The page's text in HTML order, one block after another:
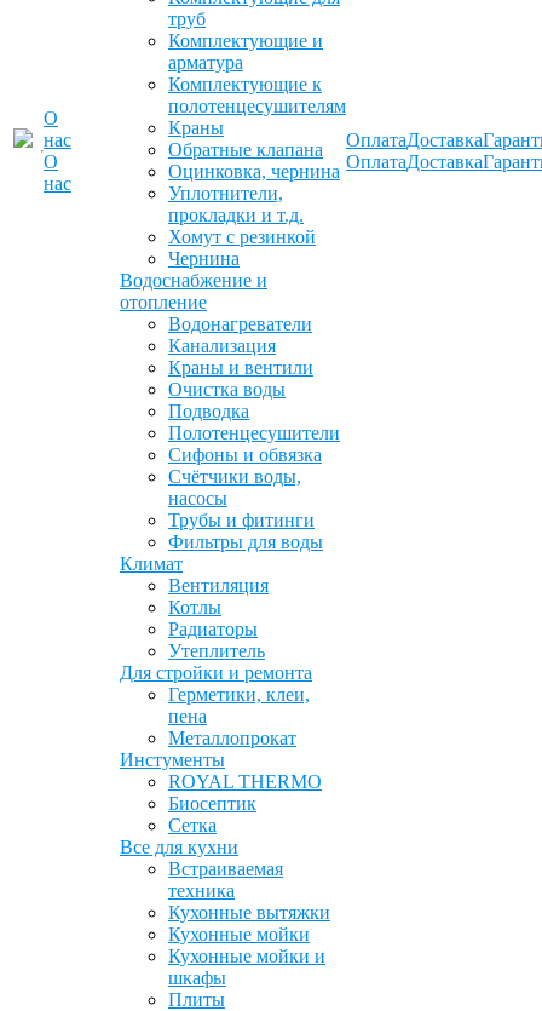
О
нас
О
нас
труб
Комплектующие и
арматура
Комплектующие к
полотенцесушителям
Краны
Обратные клапана
Оцинковка, чернина
Уплотнители,
прокладки и т.д.
Хомут с резинкой
Чернина
Водоснабжение и
отопление
Водонагреватели
Канализация
Краны и вентили
Очистка воды
Подводка
Полотенцесушители
Сифоны и обвязка
Счётчики воды,
насосы
Трубы и фитинги
Фильтры для воды
Климат
Вентиляция
Котлы
Радиаторы
Утеплитель
Для стройки и ремонта
Герметики, клеи,
пена
Металлопрокат
Инстументы
ROYAL THERMO
Биосептик
Сетка
Все для кухни
Встраиваемая
техника
Кухонные вытяжки
Кухонные мойки
Кухонные мойки и
шкафы
Плиты
Оплата
Оплата
Доставка
Доставка